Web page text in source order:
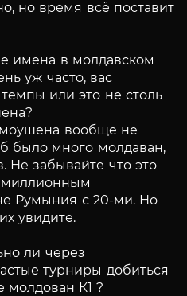
но время всё поставит
имена в молдавском
уж часто, вас
или это не столь
вообще не
было много молдаван,
Не забывайте что это
миллионным
Румыния с 20-ми. Но
увидите.
ли через
турниры добиться
молдован К1 ?